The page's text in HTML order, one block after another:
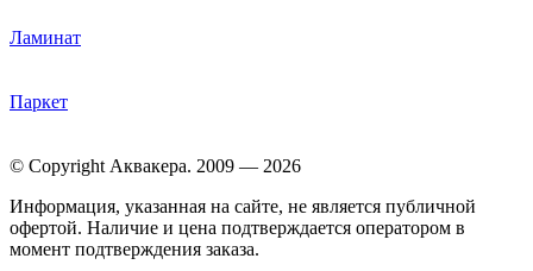
Ламинат
Паркет
© Copyright Аквакера. 2009 — 2026
Информация, указанная на сайте, не является публичной
офертой. Наличие и цена подтверждается оператором в
момент подтверждения заказа.